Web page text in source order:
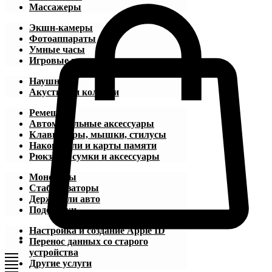
Массажеры
Экшн-камеры
Фотоаппараты
Умные часы
Игровые приставки
Наушники
Акустика и колонки
Ремешки
Автомобильные аксессуары
Клавиатуры, мышки, стилусы
Накопители и карты памяти
Рюкзаки, сумки и аксессуары
Моноподы
Стабилизаторы
Держатели авто
Подставки
Настройка и создание Apple ID
Перенос данных со старого
устройства
Другие услуги